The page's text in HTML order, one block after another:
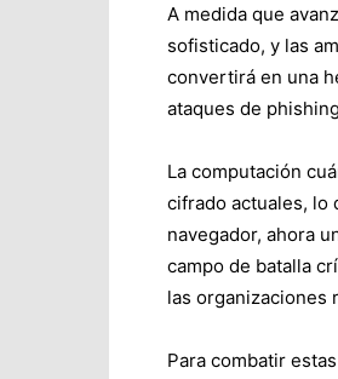
A medida que
sofisticado, y las
convertirá en una
ataques de
La computación
cifrado actuales, lo
navegador, ahora
campo de batalla
las organizaciones
Para combatir